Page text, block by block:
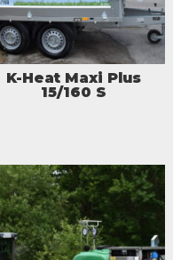
K-Heat Maxi Plus
15/160 S